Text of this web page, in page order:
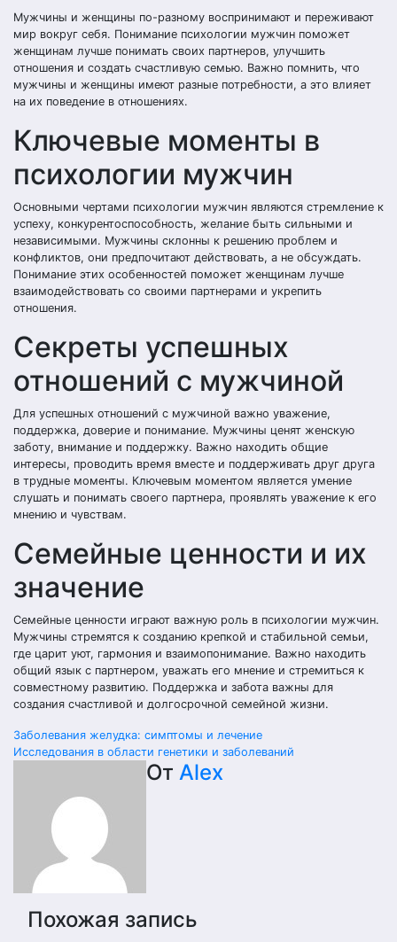
Мужчины и женщины по-разному воспринимают и переживают
мир вокруг себя. Понимание психологии мужчин поможет
женщинам лучше понимать своих партнеров, улучшить
отношения и создать счастливую семью. Важно помнить, что
мужчины и женщины имеют разные потребности, а это влияет
на их поведение в отношениях.
Ключевые моменты в
психологии мужчин
Основными чертами психологии мужчин являются стремление к
успеху, конкурентоспособность, желание быть сильными и
независимыми. Мужчины склонны к решению проблем и
конфликтов, они предпочитают действовать, а не обсуждать.
Понимание этих особенностей поможет женщинам лучше
взаимодействовать со своими партнерами и укрепить
отношения.
Секреты успешных
отношений с мужчиной
Для успешных отношений с мужчиной важно уважение,
поддержка, доверие и понимание. Мужчины ценят женскую
заботу, внимание и поддержку. Важно находить общие
интересы, проводить время вместе и поддерживать друг друга
в трудные моменты. Ключевым моментом является умение
слушать и понимать своего партнера, проявлять уважение к его
мнению и чувствам.
Семейные ценности и их
значение
Семейные ценности играют важную роль в психологии мужчин.
Мужчины стремятся к созданию крепкой и стабильной семьи,
где царит уют, гармония и взаимопонимание. Важно находить
общий язык с партнером, уважать его мнение и стремиться к
совместному развитию. Поддержка и забота важны для
создания счастливой и долгосрочной семейной жизни.
Навигация
записям
Заболевания желудка: симптомы и лечение
Исследования в области генетики и заболеваний
От Alex
Похожая запись